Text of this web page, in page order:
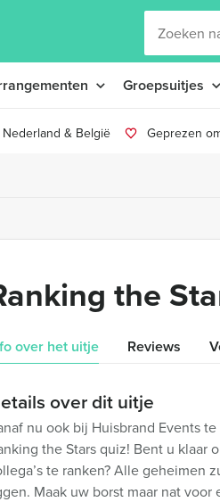
Groepsuitjes
& België Geprezen
the
over het uitje Reviews
over dit uitje
nu ook bij Huisbrand Events
the Stars quiz! Bent u klaar
te ranken? Alle geheimen
Maak uw borst maar nat